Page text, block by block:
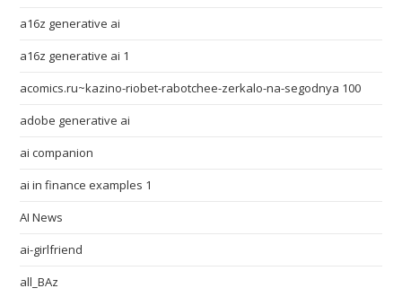
a16z generative ai
a16z generative ai 1
acomics.ru~kazino-riobet-rabotchee-zerkalo-na-segodnya 100
adobe generative ai
ai companion
ai in finance examples 1
AI News
ai-girlfriend
all_BAz